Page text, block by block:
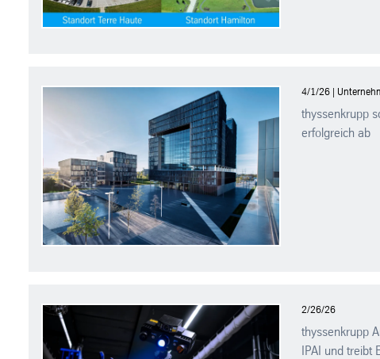
4/1/26 |
thyssenkrupp
erfolgreich ab
2/26/26
thyssenkrupp
IPAI und treibt